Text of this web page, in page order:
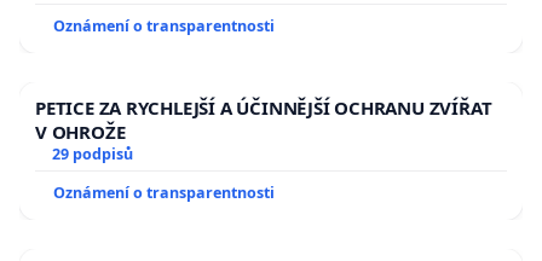
Oznámení o transparentnosti
PETICE ZA RYCHLEJŠÍ A ÚČINNĚJŠÍ OCHRANU ZVÍŘAT
V OHROŽE
29 podpisů
Oznámení o transparentnosti